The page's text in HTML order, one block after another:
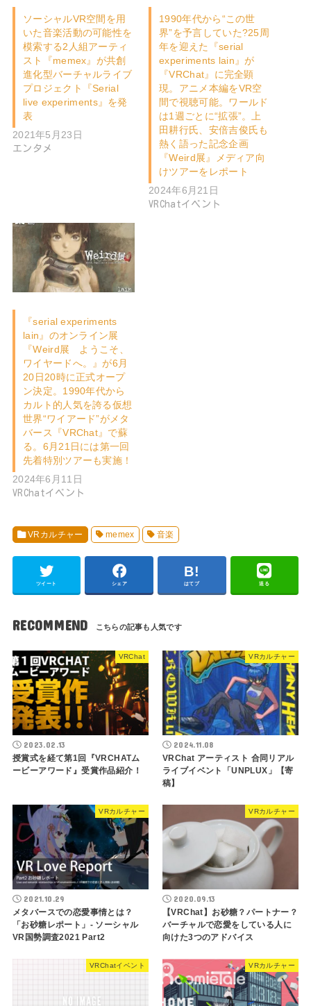
ソーシャルVR空間を用
いた音楽活動の可能性を
模索する2人組アーティ
スト『memex』が共創
進化型バーチャルライブ
プロジェクト『Serial
live experiments』を発
表
2021年5月23日
エンタメ
1990年代から“この世
界”を予言していた?25周
年を迎えた『serial
experiments lain』が
『VRChat』に完全顕
現。アニメ本編をVR空
間で視聴可能。ワールド
は1週ごとに“拡張”。上
田耕行氏、安倍吉俊氏も
熱く語った記念企画
『Weird展』メディア向
けツアーをレポート
2024年6月21日
VRChatイベント
『serial experiments
lain』のオンライン展
『Weird展 ようこそ、
ワイヤードへ。』が6月
20日20時に正式オープ
ン決定。1990年代から
カルト的人気を誇る仮想
世界“ワイアード”がメタ
バース『VRChat』で蘇
る。6月21日には第一回
先着特別ツアーも実施！
2024年6月11日
VRChatイベント
VRカルチャー memex 音楽
ツイート シェア はてブ 送る
RECOMMEND
VRChat
2023.02.13
授賞式を経て第1回『VRCHATム
ービーアワード』受賞作品紹介！
VRカルチャー
2024.11.08
VRChat アーティスト 合同リアル
ライブイベント「UNPLUX」【寄
稿】
VRカルチャー
2021.10.29
メタバースでの恋愛事情とは？
「お砂糖レポート」- ソーシャル
VR国勢調査2021 Part2
VRカルチャー
2020.09.13
【VRChat】お砂糖？パートナー？
バーチャルで恋愛をしている人に
向けた3つのアドバイス
VRChatイベント VRカルチャー